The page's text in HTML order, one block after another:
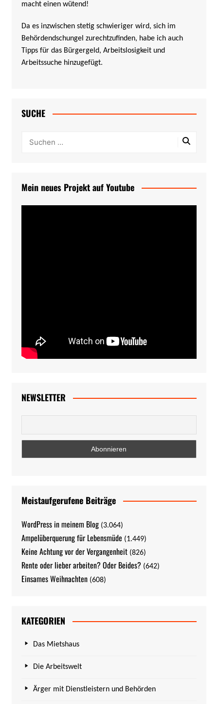
macht einen wütend!
Da es inzwischen stetig schwieriger wird, sich im
Behördendschungel zurechtzufinden, habe ich auch
Tipps für das Bürgergeld, Arbeitslosigkeit und
Arbeitssuche hinzugefügt.
SUCHE
Mein neues Projekt auf Youtube
NEWSLETTER
Meistaufgerufene Beiträge
WordPress in meinem Blog (3.064)
Ampelüberquerung für Lebensmüde (1.449)
Keine Achtung vor der Vergangenheit (826)
Rente oder lieber arbeiten? Oder Beides? (642)
Einsames Weihnachten (608)
KATEGORIEN
Das Mietshaus
Die Arbeitswelt
Ärger mit Dienstleistern und Behörden